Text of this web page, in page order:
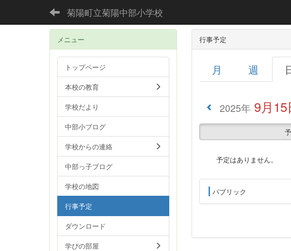
菊陽町立菊陽中部小学校
行事予定
月 週
2025年 9月15
予定はありません。
パブリック
メニュー
トップページ
本校の教育
学校だより
中部小ブログ
学校からの連絡
中部っ子ブログ
学校の地図
行事予定
ダウンロード
学びの部屋